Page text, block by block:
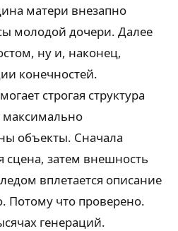
матери внезапно
молодой дочери. Далее
ну и, наконец,
конечностей.
строгая структура
максимально
объекты. Сначала
сцена, затем внешность
вплетается описание
Потому что проверено.
генераций.